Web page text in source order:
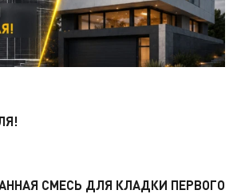
СМЕСЬ ДЛЯ КЛАДКИ ПЕРВОГО